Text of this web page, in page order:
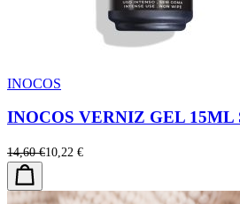
INOCOS
INOCOS VERNIZ GEL 15ML
14,60 €10,22 €